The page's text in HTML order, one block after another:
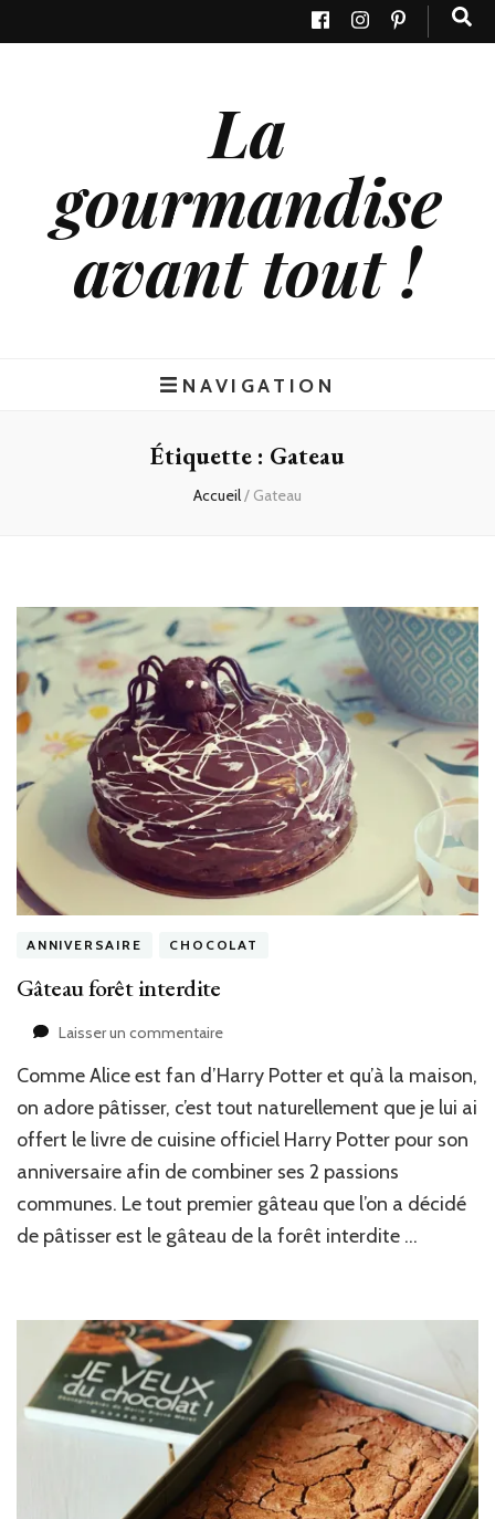
La
gourmandise
avant tout !
NAVIGATION
Étiquette : Gateau
Accueil/ Gateau
ANNIVERSAIRE CHOCOLAT
Gâteau forêt interdite
Laisser un commentairesur
forêt
interdite
Comme Alice est fan d’Harry Potter et qu’à la maison,
on adore pâtisser, c’est tout naturellement que je lui ai
offert le livre de cuisine officiel Harry Potter pour son
anniversaire afin de combiner ses 2 passions
communes. Le tout premier gâteau que l’on a décidé
de pâtisser est le gâteau de la forêt interdite …